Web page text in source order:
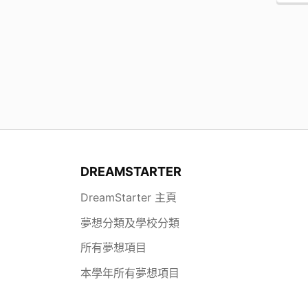
DREAMSTARTER
DreamStarter 主頁
夢想分類及學校分類
所有夢想項目
本學年所有夢想項目